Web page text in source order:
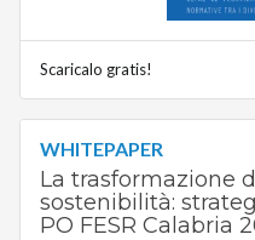
Scaricalo gratis!
WHITEPAPER
La trasformazione
sostenibilità:
PO FESR Calabria